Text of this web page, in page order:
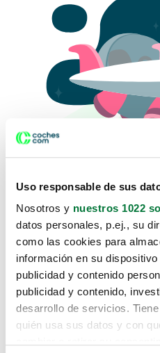
Uso responsable de sus
Nosotros y nuestros 1022
datos personales, p.ej., su
como las cookies para
información en su
publicidad y contenido
publicidad y contenido,
desarrollo de servicios.
quién usa sus datos y con
Lo sentimos, no
te hemos traido
Pero puedes encontrar el
buscando en alguno de